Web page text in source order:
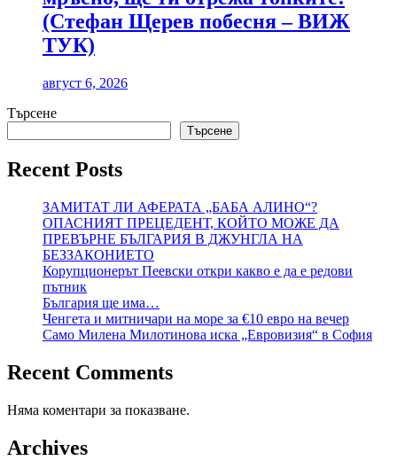
(Стефан Щерев побесня – ВИЖ
ТУК)
август 6, 2026
Търсене
Търсене
Recent Posts
ЗАМИТАТ ЛИ АФЕРАТА „БАБА АЛИНО“?
ОПАСНИЯТ ПРЕЦЕДЕНТ, КОЙТО МОЖЕ ДА
ПРЕВЪРНЕ БЪЛГАРИЯ В ДЖУНГЛА НА
БЕЗЗАКОНИЕТО
Корупционерът Пеевски откри какво е да е редови
пътник
България ще има…
Ченгета и митничари на море за €10 евро на вечер
Само Милена Милотинова иска „Евровизия“ в София
Recent Comments
Няма коментари за показване.
Archives